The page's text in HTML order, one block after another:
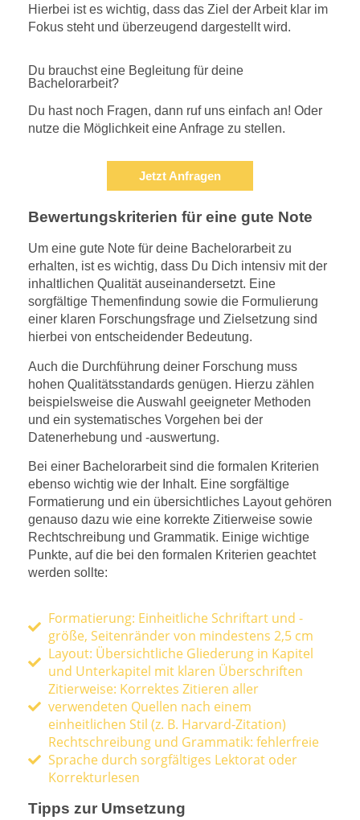
Hierbei ist es wichtig, dass das Ziel der Arbeit klar im
Fokus steht und überzeugend dargestellt wird.
Du brauchst eine Begleitung für deine
Bachelorarbeit?
Du hast noch Fragen, dann ruf uns einfach an! Oder
nutze die Möglichkeit eine Anfrage zu stellen.
Jetzt Anfragen
Bewertungskriterien für eine gute Note
Um eine gute Note für deine Bachelorarbeit zu
erhalten, ist es wichtig, dass Du Dich intensiv mit der
inhaltlichen Qualität auseinandersetzt. Eine
sorgfältige Themenfindung sowie die Formulierung
einer klaren Forschungsfrage und Zielsetzung sind
hierbei von entscheidender Bedeutung.
Auch die Durchführung deiner Forschung muss
hohen Qualitätsstandards genügen. Hierzu zählen
beispielsweise die Auswahl geeigneter Methoden
und ein systematisches Vorgehen bei der
Datenerhebung und -auswertung.
Bei einer Bachelorarbeit sind die formalen Kriterien
ebenso wichtig wie der Inhalt. Eine sorgfältige
Formatierung und ein übersichtliches Layout gehören
genauso dazu wie eine korrekte Zitierweise sowie
Rechtschreibung und Grammatik. Einige wichtige
Punkte, auf die bei den formalen Kriterien geachtet
werden sollte:
Formatierung: Einheitliche Schriftart und -
größe, Seitenränder von mindestens 2,5 cm
Layout: Übersichtliche Gliederung in Kapitel
und Unterkapitel mit klaren Überschriften
Zitierweise: Korrektes Zitieren aller
verwendeten Quellen nach einem
einheitlichen Stil (z. B. Harvard-Zitation)
Rechtschreibung und Grammatik: fehlerfreie
Sprache durch sorgfältiges Lektorat oder
Korrekturlesen
Tipps zur Umsetzung